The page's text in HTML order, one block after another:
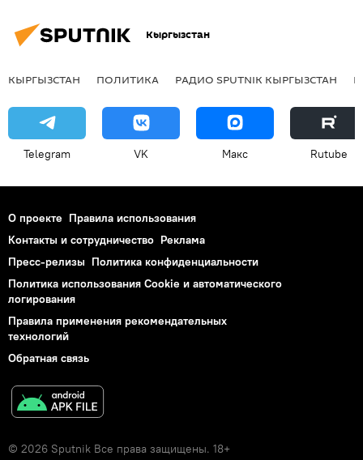
Кыргызстан
КЫРГЫЗСТАН ПОЛИТИКА РАДИО SPUTNIK КЫРГЫЗСТАН
Telegram VK Макс Rutube
О проекте Правила использования
Контакты и сотрудничество Реклама
Пресс-релизы Политика конфиденциальности
Политика использования Cookie и автоматического
логирования
Правила применения рекомендательных
технологий
Обратная связь
© 2026 Sputnik Все права защищены. 18+